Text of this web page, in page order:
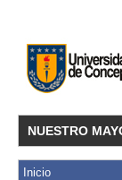
NUESTRO
Inicio